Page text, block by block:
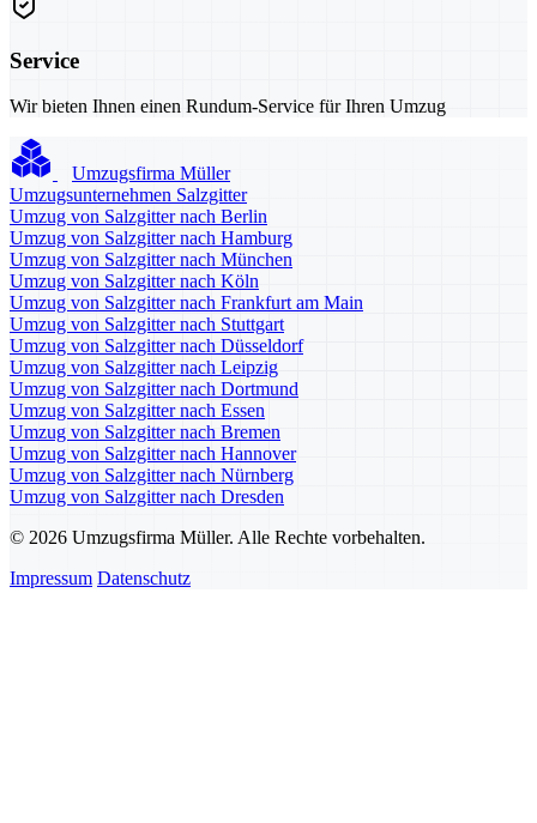
Service
Wir bieten Ihnen einen Rundum-Service für Ihren Umzug
Umzugsfirma Müller
Umzugsunternehmen Salzgitter
Umzug von Salzgitter nach Berlin
Umzug von Salzgitter nach Hamburg
Umzug von Salzgitter nach München
Umzug von Salzgitter nach Köln
Umzug von Salzgitter nach Frankfurt am Main
Umzug von Salzgitter nach Stuttgart
Umzug von Salzgitter nach Düsseldorf
Umzug von Salzgitter nach Leipzig
Umzug von Salzgitter nach Dortmund
Umzug von Salzgitter nach Essen
Umzug von Salzgitter nach Bremen
Umzug von Salzgitter nach Hannover
Umzug von Salzgitter nach Nürnberg
Umzug von Salzgitter nach Dresden
© 2026 Umzugsfirma Müller. Alle Rechte vorbehalten.
Impressum Datenschutz